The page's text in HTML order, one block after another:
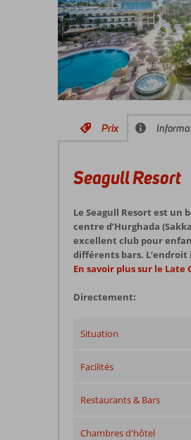
Prix
Seagull Resort
Le Seagull Resort est un
centre d’Hurghada
excellent club pour
différents bars. L’endroit
En savoir plus sur le Late
Directement:
Situation
Facilités
Restaurants & Bars
Chambres d'hôtel